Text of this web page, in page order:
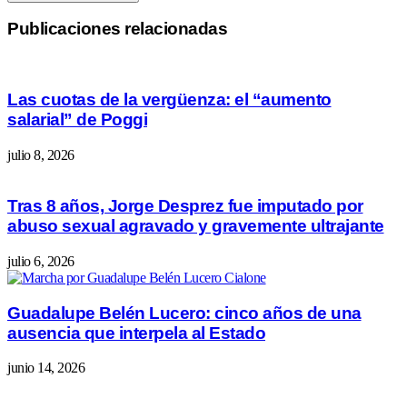
Publicaciones relacionadas
Las cuotas de la vergüenza: el “aumento
salarial” de Poggi
julio 8, 2026
Tras 8 años, Jorge Desprez fue imputado por
abuso sexual agravado y gravemente ultrajante
julio 6, 2026
Guadalupe Belén Lucero: cinco años de una
ausencia que interpela al Estado
junio 14, 2026